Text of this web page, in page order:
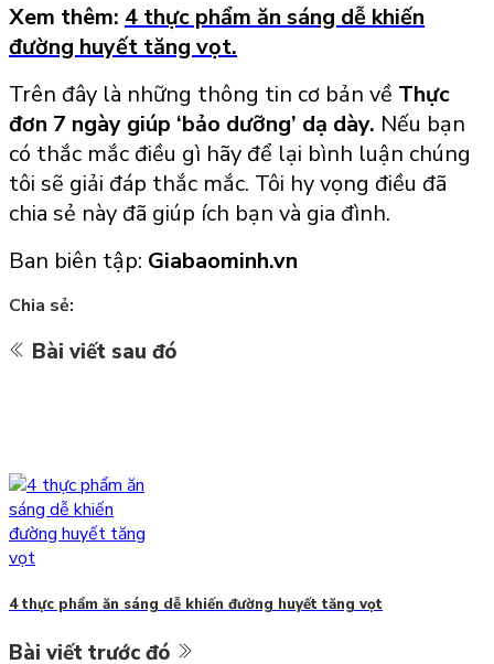
Xem thêm: 4 thực phẩm ăn sáng dễ khiến
đường huyết tăng vọt.
Trên đây là những thông tin cơ bản về Thực
đơn 7 ngày giúp ‘bảo dưỡng’ dạ dày. Nếu bạn
có thắc mắc điều gì hãy để lại bình luận chúng
tôi sẽ giải đáp thắc mắc. Tôi hy vọng điều đã
chia sẻ này đã giúp ích bạn và gia đình.
Ban biên tập: Giabaominh.vn
Chia sẻ:
Bài viết sau đó
4 thực phẩm ăn sáng dễ khiến đường huyết tăng vọt
Bài viết trước đó